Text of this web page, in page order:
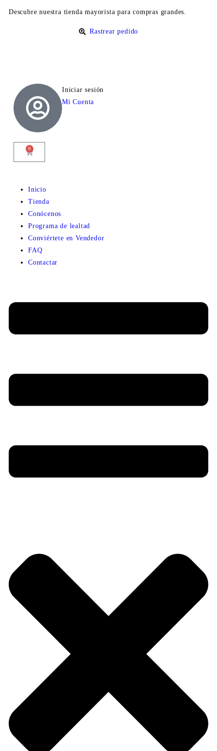
Descubre nuestra tienda mayorista para compras grandes.
Rastrear pedido
Iniciar sesión
Mi Cuenta
0
Inicio
Tienda
Conócenos
Programa de lealtad
Conviértete en Vendedor
FAQ
Contactar